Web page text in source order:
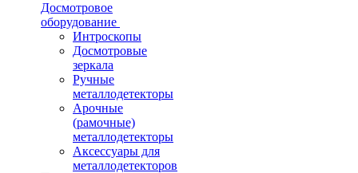
Досмотровое
оборудование
Интроскопы
Досмотровые
зеркала
Ручные
металлодетекторы
Арочные
(рамочные)
металлодетекторы
Аксессуары для
металлодетекторов